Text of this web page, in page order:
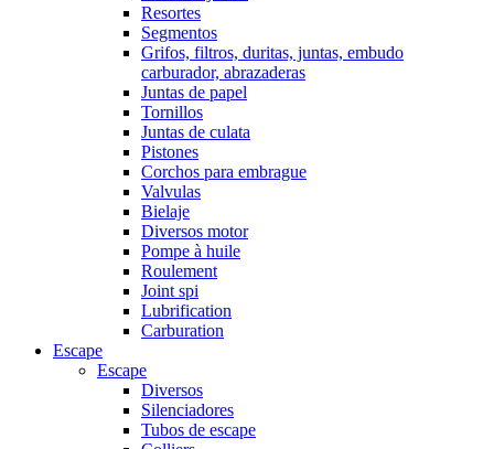
Resortes
Segmentos
Grifos, filtros, duritas, juntas, embudo
carburador, abrazaderas
Juntas de papel
Tornillos
Juntas de culata
Pistones
Corchos para embrague
Valvulas
Bielaje
Diversos motor
Pompe à huile
Roulement
Joint spi
Lubrification
Carburation
Escape
Escape
Diversos
Silenciadores
Tubos de escape